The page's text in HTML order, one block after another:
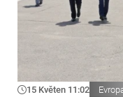
15 Květen 11:02